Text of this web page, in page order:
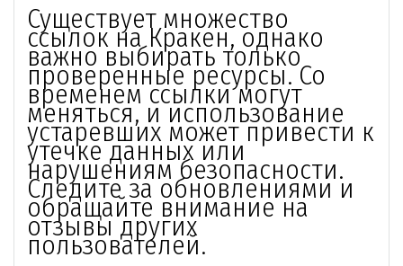
Существует множество
ссылок на Кракен, однако
важно выбирать только
проверенные ресурсы. Со
временем ссылки могут
меняться, и использование
устаревших может привести к
утечке данных или
нарушениям безопасности.
Следите за обновлениями и
обращайте внимание на
отзывы других
пользователей.